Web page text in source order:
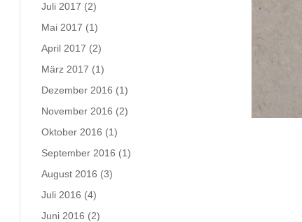
Juli 2017 (2)
Mai 2017 (1)
April 2017 (2)
März 2017 (1)
Dezember 2016 (1)
November 2016 (2)
Oktober 2016 (1)
September 2016 (1)
August 2016 (3)
Juli 2016 (4)
Juni 2016 (2)